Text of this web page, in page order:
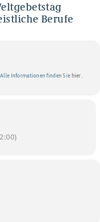
Berufe
Informationen finden Sie hier